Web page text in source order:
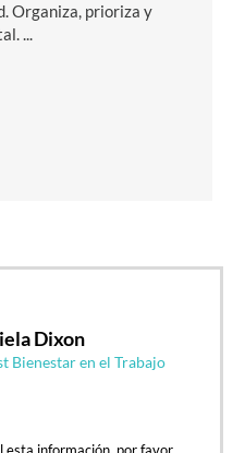
Organiza, prioriza y
...
Dixon
Bienestar en el Trabajo
esta información, por favor